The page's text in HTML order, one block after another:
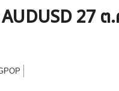
AUDUSD 27